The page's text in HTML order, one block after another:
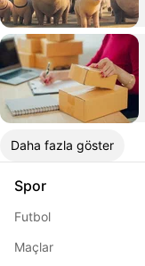
Daha fazla göster
Spor
Futbol
Maçlar